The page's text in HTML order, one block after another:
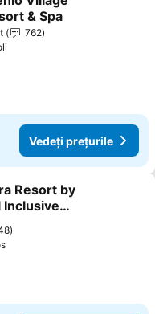
la favorite
& Spa
762
Vedeți prețurile
la favorite
Resort by
Inclusive